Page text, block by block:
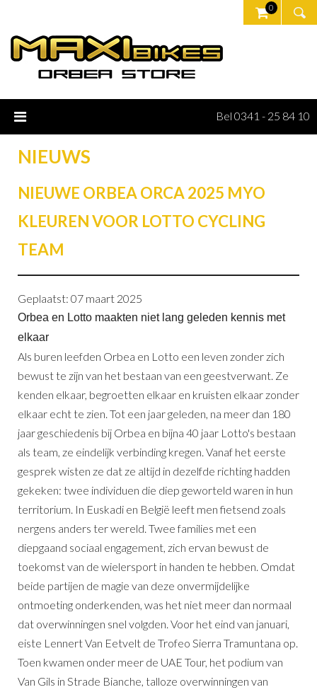
0
Bel 0341 - 25 84 10
NIEUWS
NIEUWE ORBEA ORCA 2025 MYO
KLEUREN VOOR LOTTO CYCLING
TEAM
Geplaatst: 07 maart 2025
Orbea en Lotto maakten niet lang geleden kennis met
elkaar
Als buren leefden Orbea en Lotto een leven zonder zich
bewust te zijn van het bestaan van een geestverwant. Ze
kenden elkaar, begroetten elkaar en kruisten elkaar zonder
elkaar echt te zien. Tot een jaar geleden, na meer dan 180
jaar geschiedenis bij Orbea en bijna 40 jaar Lotto's bestaan
als team, ze eindelijk verbinding kregen. Vanaf het eerste
gesprek wisten ze dat ze altijd in dezelfde richting hadden
gekeken: twee individuen die diep geworteld waren in hun
territorium. In Euskadi en België leeft men fietsend zoals
nergens anders ter wereld. Twee families met een
diepgaand sociaal engagement, zich ervan bewust de
toekomst van de wielersport in handen te hebben. Omdat
beide partijen de magie van deze onvermijdelijke
ontmoeting onderkenden, was het niet meer dan normaal
dat overwinningen snel volgden. Voor het eind van januari,
eiste Lennert Van Eetvelt de Trofeo Sierra Tramuntana op.
Toen kwamen onder meer de UAE Tour, het podium van
Van Gils in Strade Bianche, talloze overwinningen van